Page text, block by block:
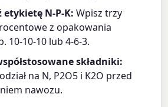
etykietę N-P-K: Wpisz trzy
z opakowania
10-10-10 lub 4-6-3.
składniki:
na N, P2O5 i K2O przed
nawozu.